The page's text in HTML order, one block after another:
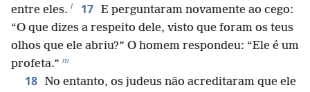
entre eles. l 17 E perguntaram novamente ao cego:
“O que dizes a respeito dele, visto que foram os teus
olhos que ele abriu?” O homem respondeu: “Ele é um
profeta.” m
18 No entanto, os judeus não acreditaram que ele